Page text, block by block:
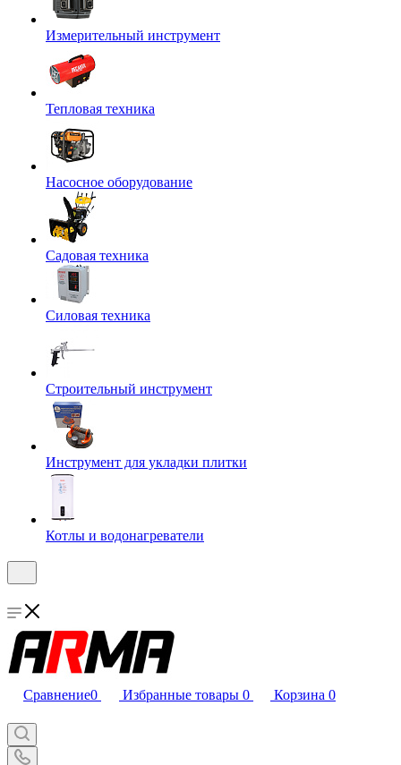
Измерительный инструмент
Тепловая техника
Насосное оборудование
Садовая техника
Силовая техника
Строительный инструмент
Инструмент для укладки плитки
Котлы и водонагреватели
Сравнение0 Избранные товары 0 Корзина 0